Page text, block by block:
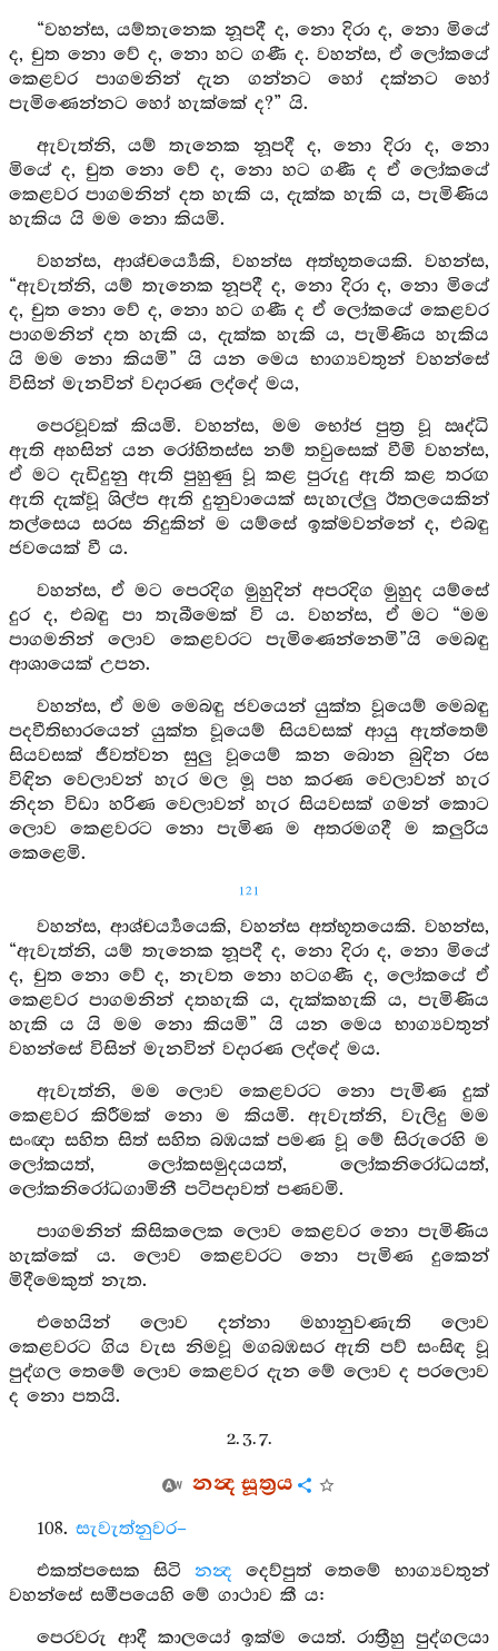
“වහන්ස, යම්තැනෙක නූපදී ද, නො දිරා ද, නො මියේ
ද, චුත නො වේ ද, නො හට ගණී ද. වහන්ස, ඒ ලෝකයේ
කෙළවර පාගමනින් දැන ගන්නට හෝ දක්නට හෝ
පැමිණෙන්නට හෝ හැක්කේ ද?” යි.
ඇවැත්නි, යම් තැනෙක නූපදී ද, නො දිරා ද, නො
මියේ ද, චුත නො වේ ද, නො හට ගණී ද ඒ ලෝකයේ
කෙළවර පාගමනින් දත හැකි ය, දැක්ක හැකි ය, පැමිණිය
හැකිය යි මම නො කියමි.
වහන්ස, ආශ්චර්‍ය්‍යෙකි, වහන්ස අත්භූතයෙකි. වහන්ස,
“ඇවැත්නි, යම් තැනෙක නූපදී ද, නො දිරා ද, නො මියේ
ද, චුත නො වේ ද, නො හට ගණී ද ඒ ලෝකයේ කෙළවර
පාගමනින් දත හැකි ය, දැක්ක හැකි ය, පැමිණිය හැකිය
යි මම නො කියමි” යි යන මෙය භාග්‍යවතුන් වහන්සේ
විසින් මැනවින් වදාරණ ලද්දේ මය,
පෙරවූවක් කියමි. වහන්ස, මම භෝජ පුත්‍ර වූ ඍද්ධි
ඇති අහසින් යන රෝහිතස්ස නම් තවුසෙක් වීමි වහන්ස,
ඒ මට දැඩිදුනු ඇති පුහුණු වූ කළ පුරුදු ඇති කළ තරඟ
ඇති දැක්වූ ශිල්ප ඇති දුනුවායෙක් සැහැල්ලු ඊතලයෙකින්
තල්සෙය සරස නිදුකින් ම යම්සේ ඉක්මවන්නේ ද, එබඳු
ජවයෙක් වී ය.
වහන්ස, ඒ මට පෙරදිග මුහුදින් අපරදිග මුහුද යම්සේ
දුර ද, එබඳු පා තැබීමෙක් වි ය. වහන්ස, ඒ මට “මම
පාගමනින් ලොව කෙළවරට පැමිණෙන්නෙමි”යි මෙබඳු
ආශායෙක් උපන.
වහන්ස, ඒ මම මෙබඳු ජවයෙන් යුක්ත වූයෙම් මෙබඳු
පදවීතිභාරයෙන් යුක්ත වූයෙම් සියවසක් ආයු ඇත්තෙම්
සියවසක් ජීවත්වන සුලු වූයෙම් කන බොන බුදින රස
විඳින වෙලාවන් හැර මල මූ පහ කරණ වෙලාවන් හැර
නිදන විඩා හරිණ වෙලාවන් හැර සියවසක් ගමන් කොට
ලොව කෙළවරට නො පැමිණ ම අතරමගදී ම කලුරිය
කෙළෙමි.
121
වහන්ස, ආශ්චර්‍ය්‍යයෙකි, වහන්ස අත්භූතයෙකි. වහන්ස,
“ඇවැත්නි, යම් තැනෙක නූපදී ද, නො දිරා ද, නො මියේ
ද, චුත නො වේ ද, නැවත නො හටගණී ද, ලෝකයේ ඒ
කෙළවර පාගමනින් දතහැකි ය, දැක්කහැකි ය, පැමිණිය
හැකි ය යි මම නො කියමි” යි යන මෙය භාග්‍යවතුන්
වහන්සේ විසින් මැනවින් වදාරණ ලද්දේ මය.
ඇවැත්නි, මම ලොව කෙළවරට නො පැමිණ දුක්
කෙළවර කිරීමක් නො ම කියමි. ඇවැත්නි, වැලිදු මම
සංඥා සහිත සිත් සහිත බඹයක් පමණ වූ මේ සිරුරෙහි ම
ලෝකයත්, ලෝකසමුදයයත්, ලෝකනිරෝධයත්,
ලෝකනිරෝධගාමිනී පටිපදාවත් පණවමි.
පාගමනින් කිසිකලෙක ලොව කෙළවර නො පැමිණිය
හැක්කේ ය. ලොව කෙළවරට නො පැමිණ දුකෙන්
මිදීමෙකුත් නැත.
එහෙයින් ලොව දන්නා මහානුවණැති ලොව
කෙළවරට ගිය වැස නිමවූ මගබඹසර ඇති පව් සංසිඳ වූ
පුද්ගල තෙමේ ලොව කෙළවර දැන මේ ලොව ද පරලොව
ද නො පතයි.
2. 3. 7.
නන්‍ද සූත්‍රය
108. සැවැත්නුවර–
එකත්පසෙක සිටි නන්‍ද දෙව්පුත් තෙමේ භාග්‍යවතුන්
වහන්සේ සමීපයෙහි මේ ගාථාව කී ය:
පෙරවරු ආදී කාලයෝ ඉක්ම යෙත්. රාත්‍රීහු පුද්ගලයා